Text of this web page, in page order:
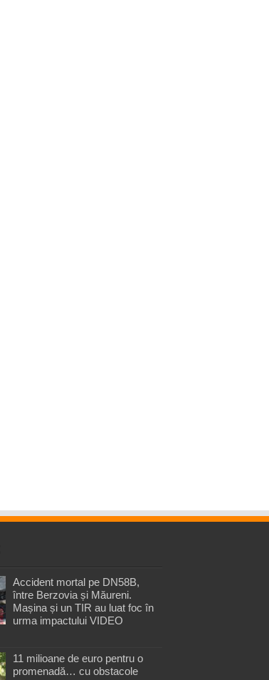
Accident mortal pe DN58B,
între Berzovia și Măureni.
Mașina și un TIR au luat foc în
urma impactului VIDEO
11 milioane de euro pentru o
promenadă… cu obstacole